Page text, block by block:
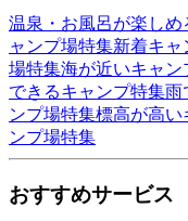
温泉・お風呂が楽しめ
ャンプ場特集新着キャ
場特集海が近いキャン
できるキャンプ特集雨
ンプ場特集標高が高い
ンプ場特集
おすすめサービス